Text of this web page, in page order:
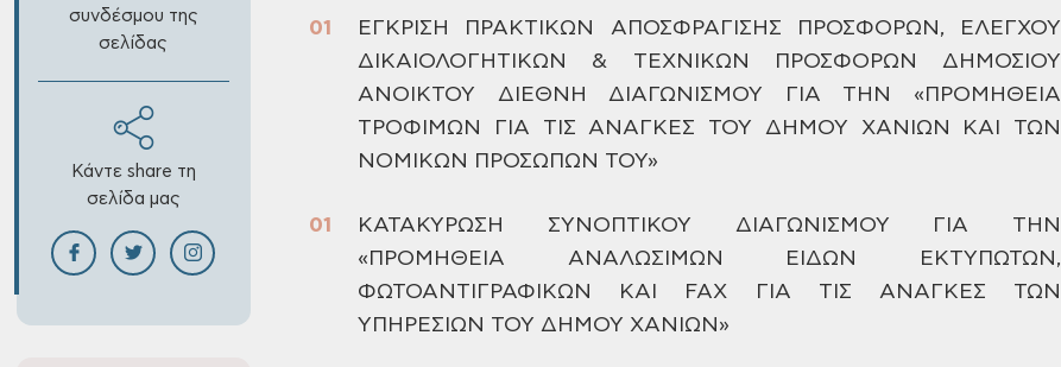
συνδέσμου της
σελίδας
Κάντε share τη
σελίδα μας
ΕΓΚΡΙΣΗ ΠΡΑΚΤΙΚΩΝ ΑΠΟΣΦΡΑΓΙΣΗΣ ΠΡΟΣΦΟΡΩΝ, ΕΛΕΓΧΟΥ
ΔΙΚΑΙΟΛΟΓΗΤΙΚΩΝ & ΤΕΧΝΙΚΩΝ
ΠΡΟΣΦΟΡΩΝ ΔΗΜΟΣΙΟΥ
ΑΝΟΙΚΤΟΥ ΔΙΕΘΝΗ
ΔΙΑΓΩΝΙΣΜΟΥ ΓΙΑ ΤΗΝ «ΠΡΟΜΗΘΕΙΑ
ΤΡΟΦΙΜΩΝ
ΓΙΑ ΤΙΣ ΑΝΑΓΚΕΣ ΤΟΥ ΔΗΜΟΥ ΧΑΝΙΩΝ ΚΑΙ
ΤΩΝ
ΝΟΜΙΚΩΝ ΠΡΟΣΩΠΩΝ ΤΟΥ»
ΚΑΤΑΚΥΡΩΣΗ
ΣΥΝΟΠΤΙΚΟΥ ΔΙΑΓΩΝΙΣΜΟΥ ΓΙΑ ΤΗΝ
«ΠΡΟΜΗΘΕΙΑ ΑΝΑΛΩΣΙΜΩΝ ΕΙΔΩΝ ΕΚΤΥΠΩΤΩΝ,
ΦΩΤΟΑΝΤΙΓΡΑΦΙΚΩΝ ΚΑΙ FAX ΓΙΑ ΤΙΣ ΑΝΑΓΚΕΣ ΤΩΝ
ΥΠΗΡΕΣΙΩΝ ΤΟΥ ΔΗΜΟΥ ΧΑΝΙΩΝ»